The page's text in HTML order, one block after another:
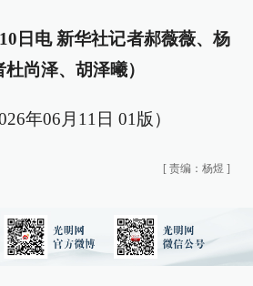
日电 新华社记者郝薇薇、杨
尚泽、胡泽曦）
年06月11日 01版）
[ 责编：杨煜 ]